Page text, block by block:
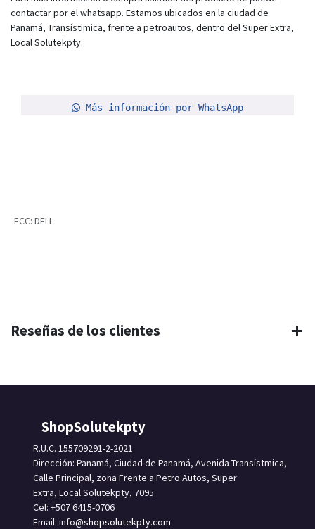
contactar por el whatsapp. Estamos ubicados en la ciudad de
Panamá, Transístimica, frente a petroautos, dentro del Super Extra,
Local Solutekpty.
Más información por WhatsApp
FCC: DELL
Reseñas de los clientes
ShopSolutekpty
R.U.C. 155709291-2-2021
Dirección: Panamá, Ciudad de Panamá, Avenida Transístmica,
Calle Principal, zona Frente a Petro Autos, Super
Extra, Local Solutekpty, 7095
Cel: +507 6415-0706
Email: info@shopsolutekpty.com